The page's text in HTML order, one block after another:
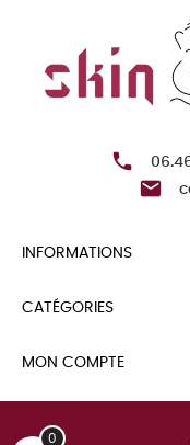


INFORMATIONS
CATÉGORIES
MON COMPTE
0